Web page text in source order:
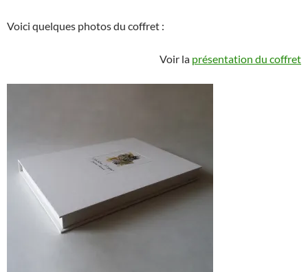
Voici quelques photos du coffret :
Voir la présentation du coffret